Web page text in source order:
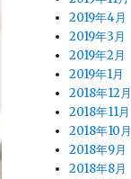
2019年4月
2019年3月
2019年2月
2019年1月
2018年12月
2018年11月
2018年10月
2018年9月
2018年8月